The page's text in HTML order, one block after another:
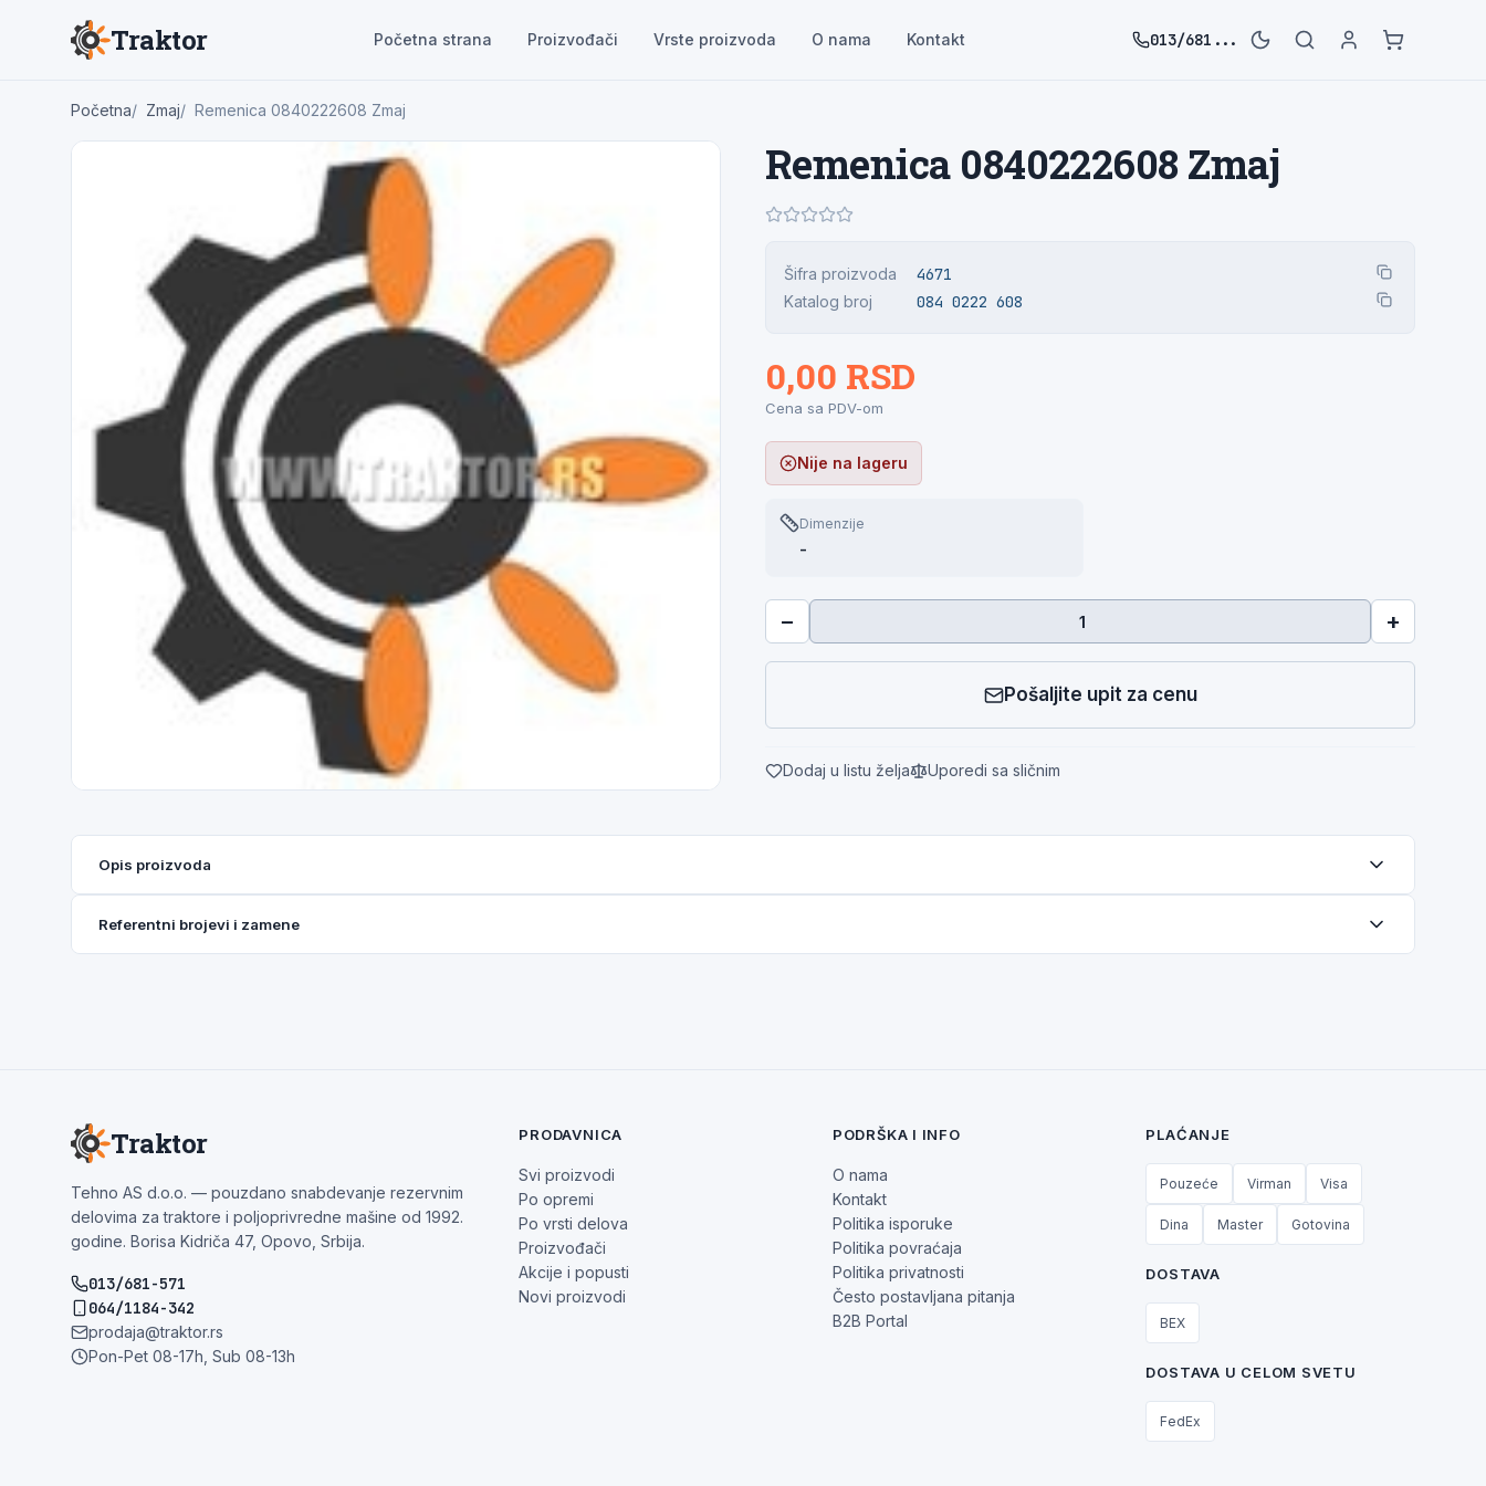
Traktor Početna strana Proizvođači Vrste proizvoda O nama Kontakt 013/681...
Početna Zmaj Remenica 0840222608 Zmaj
Remenica 0840222608 Zmaj
Šifra proizvoda 4671
Katalog broj 084 0222 608
0,00 RSD
Cena sa PDV-om
Nije na lageru
Dimenzije
-
− +
Pošaljite upit za cenu
Dodaj u listu želja Uporedi sa sličnim
Opis proizvoda
Referentni brojevi i zamene
Traktor
Tehno AS d.o.o. — pouzdano snabdevanje rezervnim
delovima za traktore i poljoprivredne mašine od 1992.
godine. Borisa Kidriča 47, Opovo, Srbija.
013/681-571
064/1184-342
prodaja@traktor.rs
Pon-Pet 08-17h, Sub 08-13h
PRODAVNICA
Svi proizvodi
Po opremi
Po vrsti delova
Proizvođači
Akcije i popusti
Novi proizvodi
PODRŠKA I INFO
O nama
Kontakt
Politika isporuke
Politika povraćaja
Politika privatnosti
Često postavljana pitanja
B2B Portal
PLAĆANJE
Pouzeće Virman Visa
Dina Master Gotovina
DOSTAVA
BEX
DOSTAVA U CELOM SVETU
FedEx